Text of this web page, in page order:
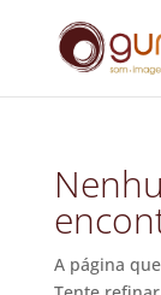
A página